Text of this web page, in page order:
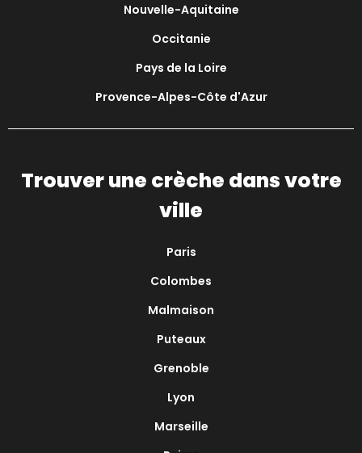
Nouvelle-Aquitaine
Occitanie
Pays de la Loire
Provence-Alpes-Côte d'Azur
Trouver une crèche dans votre
ville
Paris
Colombes
Malmaison
Puteaux
Grenoble
Lyon
Marseille